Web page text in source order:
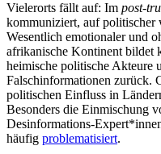
Vielerorts fällt auf: Im post-
kommuniziert, auf politischer
Wesentlich emotionaler und
afrikanische Kontinent bildet
heimische politische Akteure
Falschinformationen zurück.
politischen Einfluss in
Besonders die Einmischung
Desinformations-
häufig problematisiert.